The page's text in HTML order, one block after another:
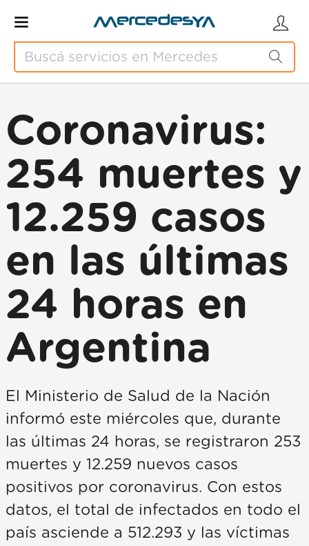
Coronavirus:
254 muertes y
12.259 casos
en las últimas
24 horas en
Argentina
El Ministerio de Salud de la Nación
informó este miércoles que, durante
las últimas 24 horas, se registraron 253
muertes y 12.259 nuevos casos
positivos por coronavirus. Con estos
datos, el total de infectados en todo el
país asciende a 512.293 y las víctimas